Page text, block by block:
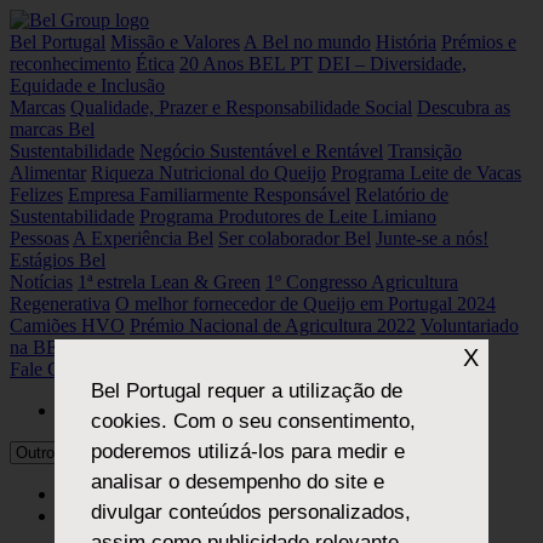
Bel Portugal Missão e Valores A Bel no mundo História Prémios e
reconhecimento Ética 20 Anos BEL PT DEI – Diversidade,
Equidade e Inclusão
Marcas Qualidade, Prazer e Responsabilidade Social Descubra as
marcas Bel
Sustentabilidade Negócio Sustentável e Rentável Transição
Alimentar Riqueza Nutricional do Queijo Programa Leite de Vacas
Felizes Empresa Familiarmente Responsável Relatório de
Sustentabilidade Programa Produtores de Leite Limiano
Pessoas A Experiência Bel Ser colaborador Bel Junte-se a nós!
Estágios Bel
Notícias 1ª estrela Lean & Green 1º Congresso Agricultura
Regenerativa O melhor fornecedor de Queijo em Portugal 2024
Camiões HVO Prémio Nacional de Agricultura 2022 Voluntariado
na BEL Portugal
Fale Connosco
X
Bel Portugal requer a utilização de
cookies. Com o seu consentimento,
poderemos utilizá-los para medir e
analisar o desempenho do site e
divulgar conteúdos personalizados,